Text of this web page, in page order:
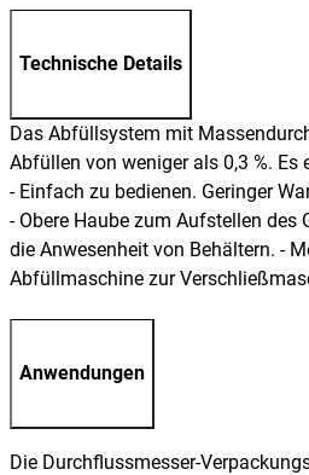
Technische Details
Das Abfüllsystem mit
Abfüllen von weniger als 0,3 %.
- Einfach zu bedienen. Geringer
- Obere Haube zum Aufstellen
die Anwesenheit von Behältern. -
Abfüllmaschine zur
Anwendungen
Die Durchflussmesser-